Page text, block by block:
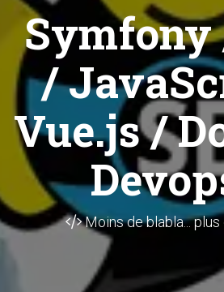
Symfony
/
Vue.js /
Moins de blabla...